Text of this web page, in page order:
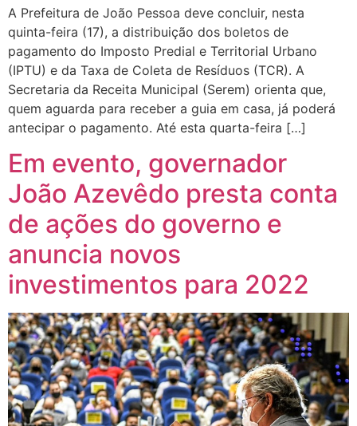
A Prefeitura de João Pessoa deve concluir, nesta
quinta-feira (17), a distribuição dos boletos de
pagamento do Imposto Predial e Territorial Urbano
(IPTU) e da Taxa de Coleta de Resíduos (TCR). A
Secretaria da Receita Municipal (Serem) orienta que,
quem aguarda para receber a guia em casa, já poderá
antecipar o pagamento. Até esta quarta-feira […]
Em evento, governador
João Azevêdo presta conta
de ações do governo e
anuncia novos
investimentos para 2022